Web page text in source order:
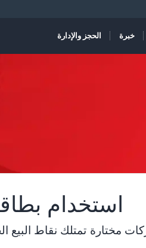
الحجز والإدارة خبرة
استخدام